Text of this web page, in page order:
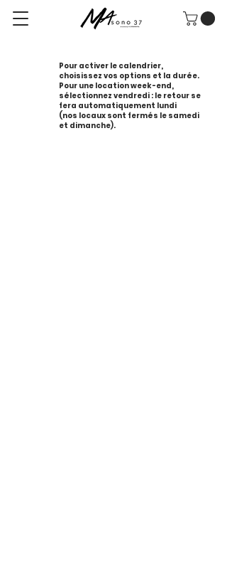
Pour activer le calendrier,
choisissez vos options et la durée.
Pour une location week-end,
sélectionnez vendredi : le retour se
fera automatiquement lundi
(nos locaux sont fermés le samedi
et dimanche).